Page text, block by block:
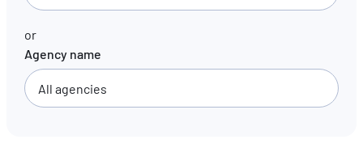
or
Agency name